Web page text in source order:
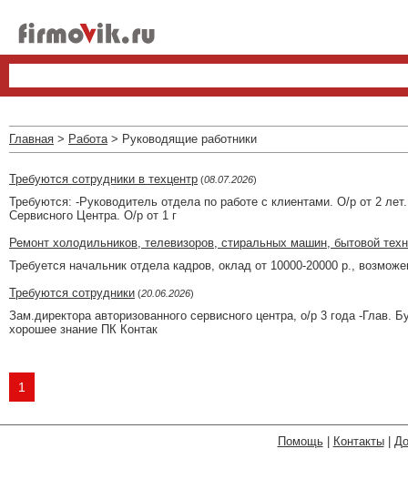
Главная > Работа> Руководящие работники
Требуются сотрудники в техцентр (08.07.2026)
Требуются: -Руководитель отдела по работе с клиентами. О/р от 2
Сервисного Центра. О/р от 1 г
Ремонт холодильников, телевизоров, стиральных машин, бытовой
Требуется начальник отдела кадров, оклад от 10000-20000 р.,
Требуются сотрудники (20.06.2026)
Зам.директора авторизованного сервисного центра, о/р 3 года -Глав.
хорошее знание ПК Контак
1
Помощь| Контакты|